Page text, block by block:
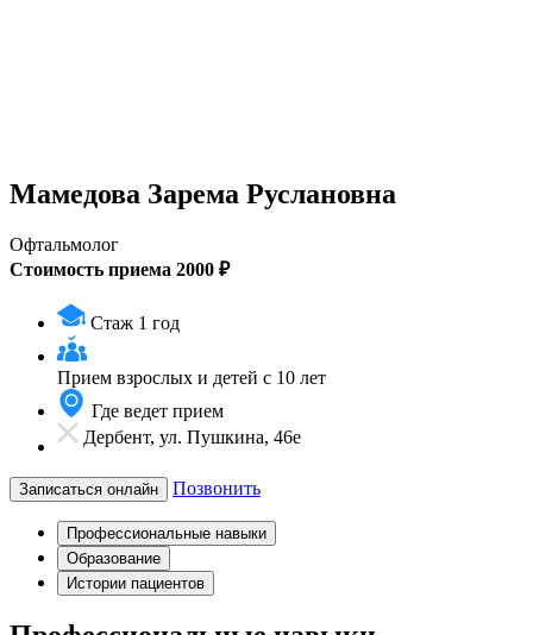
Мамедова Зарема Руслановна
Офтальмолог
Стоимость приема 2000 ₽
Стаж 1 год
Прием взрослых и детей с 10 лет
Где ведет прием
Дербент, ул. Пушкина, 46е
Записаться онлайн Позвонить
Профессиональные навыки
Образование
Истории пациентов